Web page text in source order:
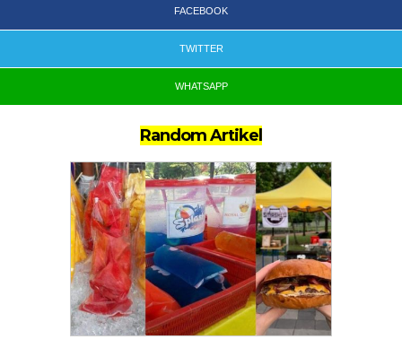
FACEBOOK
TWITTER
WHATSAPP
Random Artikel